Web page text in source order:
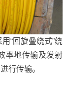
“回旋叠绕式”绕
率地传输及发射
行传输。